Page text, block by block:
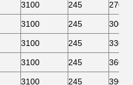
3100 245
270
3100 245
300
3100 245
330
3100 245
360
3100 245
390